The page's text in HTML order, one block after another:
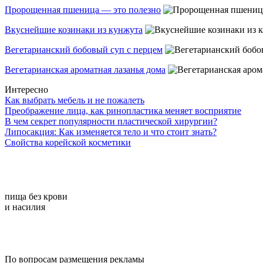
Пророщенная пшеница — это полезно
Вкуснейшие козинаки из кунжута
Вегетарианский бобовый суп с перцем
Вегетарианская ароматная лазанья дома
Интересно
Как выбрать мебель и не пожалеть
Преображение лица, как ринопластика меняет восприятие
В чем секрет популярности пластической хирургии?
Липосакция: Как изменяется тело и что стоит знать?
Свойства корейской косметики
пища без крови
и насилия
По вопросам размещения рекламы